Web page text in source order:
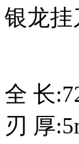
银龙挂
全 长
刃 厚